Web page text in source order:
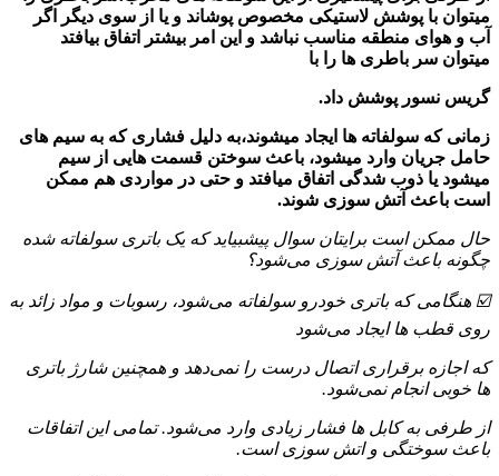
میتوان با پوشش لاستیکی مخصوص پوشاند و یا از سوی دیگر اگر
آب و هوای منطقه مناسب نباشد و این امر بیشتر اتفاق بیافتد
میتوان سر باطری ها را با
گریس نسور پوشش داد.
زمانی که سولفاته ها ایجاد میشوند،به دلیل فشاری که به سیم های
حامل جریان وارد میشود، باعث سوختن قسمت هایی از سیم
میشود یا ذوب شدگی اتفاق میافتد و حتی در مواردی هم ممکن
است باعث آتش سوزی شوند.
حال ممکن است برایتان سوال پیشبیاید که یک باتری سولفاته شده
چگونه باعث آتش سوزی می‌شود؟
☑️ هنگامی که باتری خودرو سولفاته می‌شود، رسوبات و مواد زائد به
روی قطب ها ایجاد می‌شود
که اجازه برقراری اتصال درست را نمی‌دهد و همچنین شارژ باتری
ها خوبی انجام نمی‌شود.
از طرفی به کابل ها فشار زیادی وارد می‌شود. تمامی این اتفاقات
باعث سوختگی و اتش سوزی است.